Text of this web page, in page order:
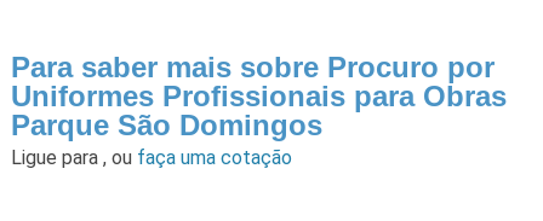
Para saber mais sobre Procuro por
Uniformes Profissionais para Obras
Parque São Domingos
Ligue para , ou faça uma cotação